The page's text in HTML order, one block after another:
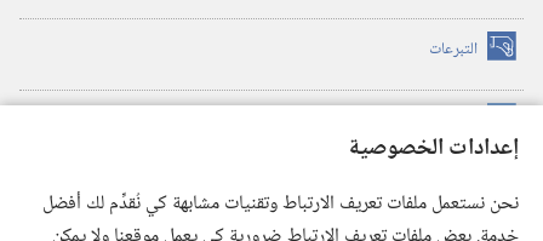
إعدادات الخصوصية
نحن نستعمل ملفات تعريف الارتباط وتقنيات مشابهة كي نُقدِّم لك أفضل
التبرعات (يفتح
نافذة
(يفتح
نافذة
(يفتح
نافذة
®